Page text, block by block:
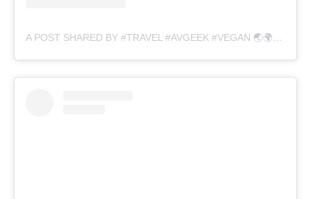
A POST SHARED BY #TRAVEL #AVGEEK #VEGAN 🌏🌍🌎✈️🌱 (@XLANGLOIS1985)